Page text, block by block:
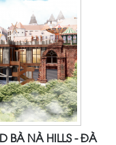
BÀ NÀ HILLS - ĐÀ